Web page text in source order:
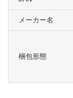
メーカー名
梱包形態